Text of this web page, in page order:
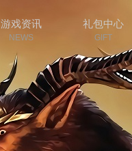
游戏资讯
NEWS
礼包中心
GIFT